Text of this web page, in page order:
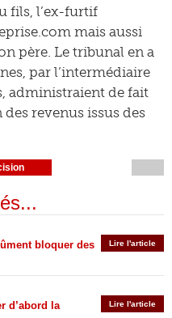
fils, l’ex-furtif
mais aussi
père. Le tribunal en a
par l’intermédiaire
administraient de fait
revenus issus des
Lire l'article
bloquer des
Lire l'article
d’abord la